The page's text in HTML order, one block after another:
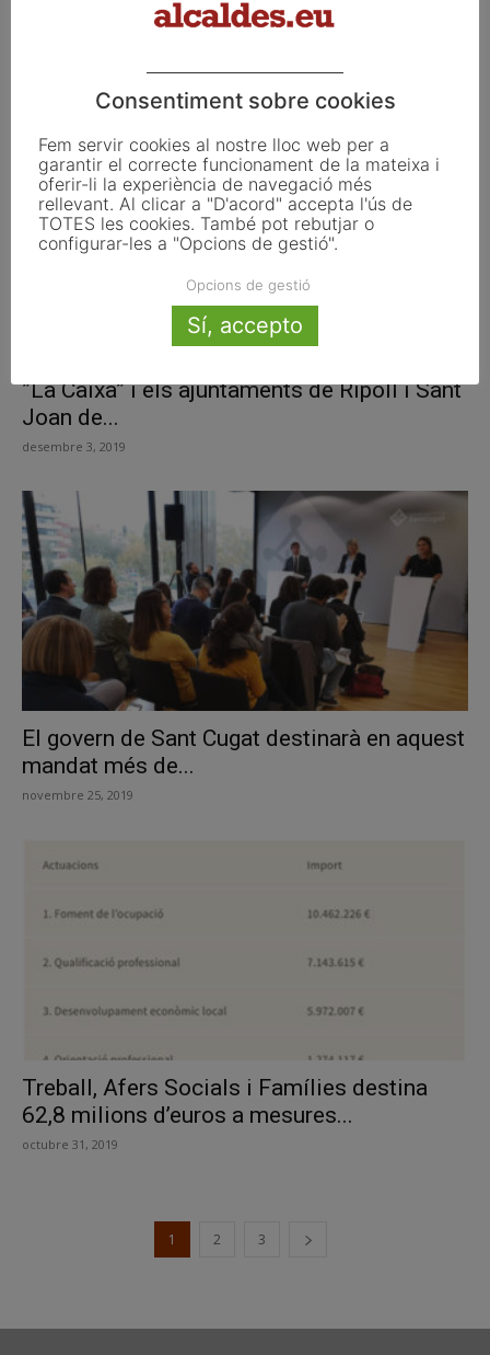
d’euros el Pla...
desembre 16, 2019
”La Caixa” i els ajuntaments de Ripoll i Sant
Joan de...
desembre 3, 2019
El govern de Sant Cugat destinarà en aquest
mandat més de...
novembre 25, 2019
Treball, Afers Socials i Famílies destina
62,8 milions d’euros a mesures...
octubre 31, 2019
1 2 3
Consentiment sobre cookies
Fem servir cookies al nostre lloc web per a
garantir el correcte funcionament de la mateixa i
oferir-li la experiència de navegació més
rellevant. Al clicar a "D'acord" accepta l'ús de
TOTES les cookies. També pot rebutjar o
configurar-les a "Opcions de gestió".
Opcions de gestió
Sí, accepto